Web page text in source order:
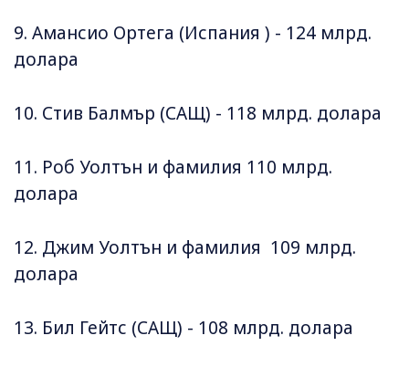
9. Амансио Ортега (Испания ) - 124 млрд.
долара
10. Стив Балмър (САЩ) - 118 млрд. долара
11. Роб Уолтън и фамилия 110 млрд.
долара
12. Джим Уолтън и фамилия 109 млрд.
долара
13. Бил Гейтс (САЩ) - 108 млрд. долара